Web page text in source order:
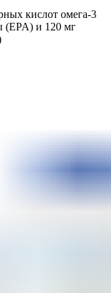
кислот омега-3
(EPA) и 120 мг